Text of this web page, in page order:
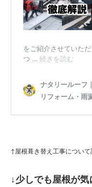
↑屋根葺き替え工事につい
↓少しでも屋根が